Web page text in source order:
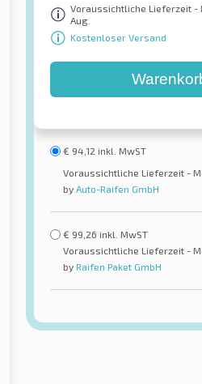
Voraussichtliche Lieferzeit -
Aug.
Kostenloser Versand
€ 94,12 inkl. MwST
Voraussichtliche Lieferzeit -
by Auto-Raifen GmbH
€ 99,26 inkl. MwST
Voraussichtliche Lieferzeit -
by Raifen Paket GmbH